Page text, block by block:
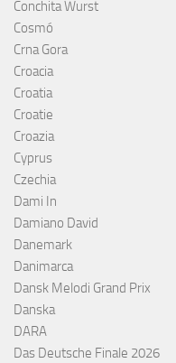
Conchita Wurst
Cosmó
Crna Gora
Croacia
Croatia
Croatie
Croazia
Cyprus
Czechia
Dami In
Damiano David
Danemark
Danimarca
Dansk Melodi Grand Prix
Danska
DARA
Das Deutsche Finale 2026